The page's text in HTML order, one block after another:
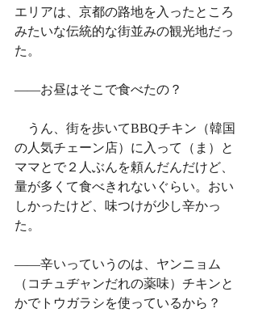
エリアは、京都の路地を入ったところ
みたいな伝統的な街並みの観光地だっ
た。
——お昼はそこで食べたの？
うん、街を歩いてBBQチキン（韓国
の人気チェーン店）に入って（ま）と
ママとで２人ぶんを頼んだんだけど、
量が多くて食べきれないぐらい。おい
しかったけど、味つけが少し辛かっ
た。
——辛いっていうのは、ヤンニョム
（コチュヂャンだれの薬味）チキンと
かでトウガラシを使っているから？